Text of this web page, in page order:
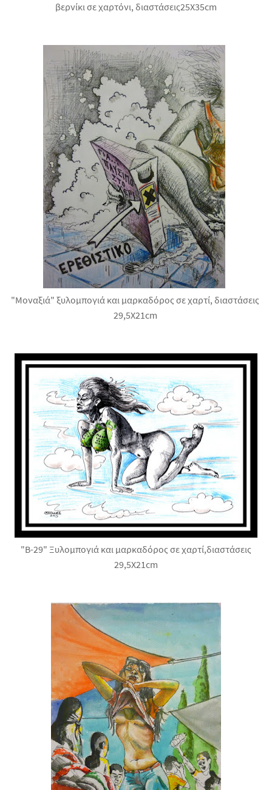
βερνίκι σε χαρτόνι, διαστάσεις25X35cm
"Μοναξιά" ξυλομπογιά και μαρκαδόρος σε χαρτί, διαστάσεις
29,5X21cm
"Β-29" Ξυλομπογιά και μαρκαδόρος σε χαρτί,διαστάσεις
29,5X21cm